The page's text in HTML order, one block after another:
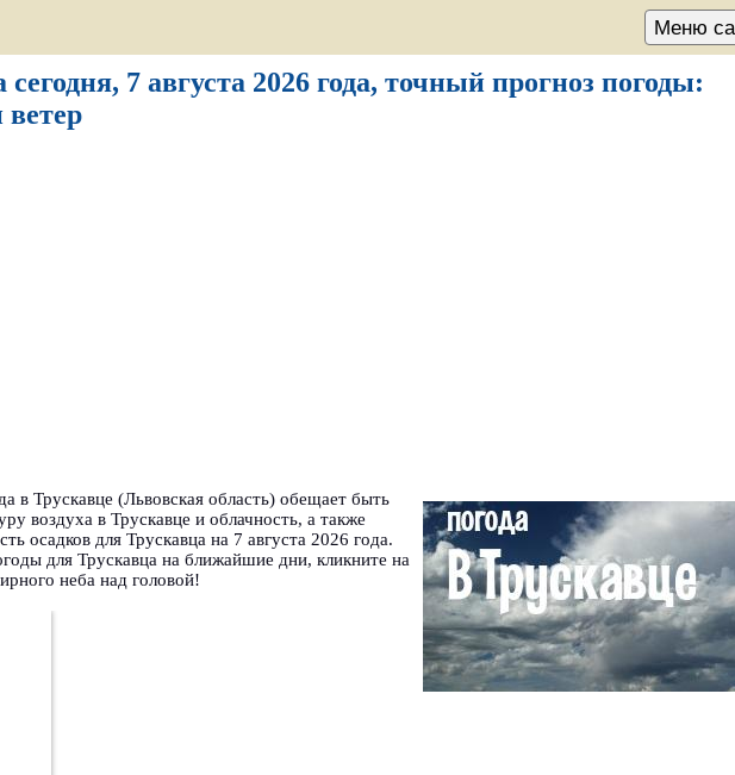
7 августа 2026 года, точный прогноз погоды:
ветер
в Трускавце (Львовская область) обещает быть
воздуха в Трускавце и облачность, а также
осадков для Трускавца на 7 августа 2026 года.
для Трускавца на ближайшие дни, кликните на
неба над головой!